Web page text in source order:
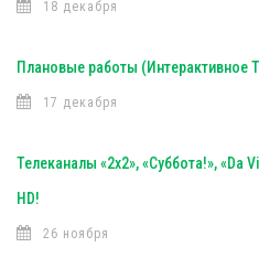
18 декабря
Плановые работы (Интерактивное
17 декабря
Телеканалы «2х2», «Суббота!», «Da
HD!
26 ноября